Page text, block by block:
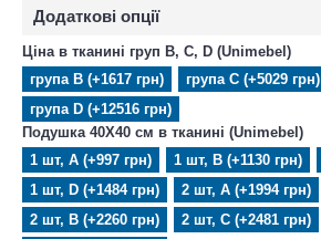
Додаткові опції
Ціна в тканині груп B, C, D (Unimebel)
група B (+1617 грн)
група C (+5029 грн)
група D (+12516 грн)
Подушка 40X40 см в тканині (Unimebel)
1 шт, А (+997 грн)
1 шт, B (+1130 грн)
1 шт, D (+1484 грн)
2 шт, А (+1994 грн)
2 шт, B (+2260 грн)
2 шт, C (+2481 грн)